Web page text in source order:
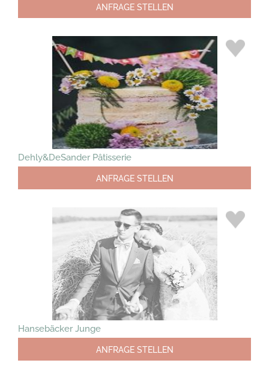
ANFRAGE STELLEN
Dehly&DeSander Pâtisserie
ANFRAGE STELLEN
Hansebäcker Junge
ANFRAGE STELLEN